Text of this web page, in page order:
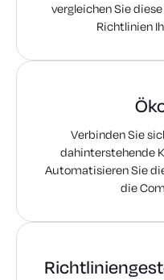
vergleichen Sie
Richtlinien
Verbinden Sie
dahinterstehende
Automatisieren Sie
die